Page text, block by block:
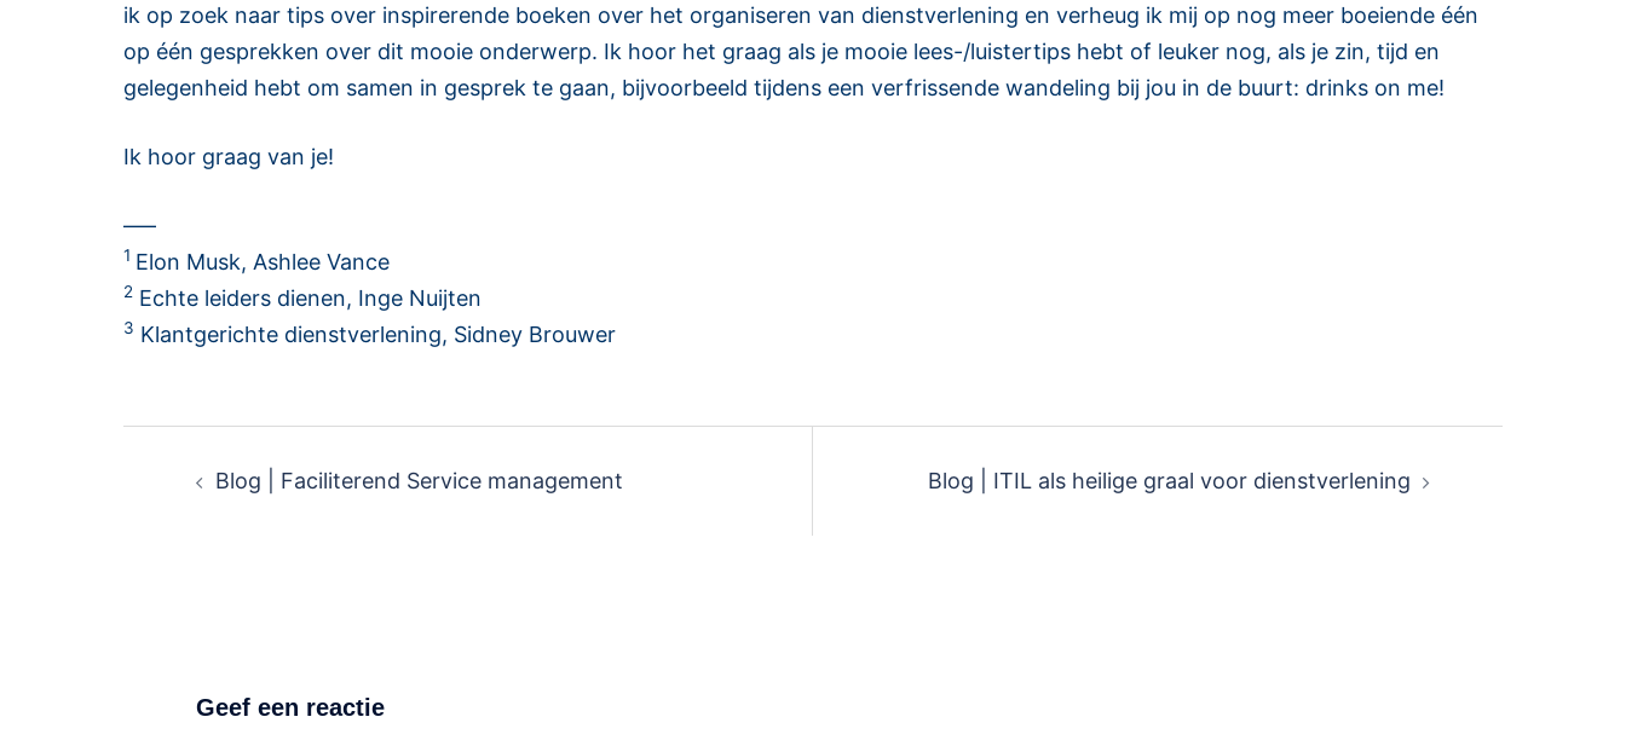
ik op zoek naar tips over inspirerende boeken over het organiseren van dienstverlening en verheug ik mij op nog meer boeiende één
op één gesprekken over dit mooie onderwerp. Ik hoor het graag als je mooie lees-/luistertips hebt of leuker nog, als je zin, tijd en
gelegenheid hebt om samen in gesprek te gaan, bijvoorbeeld tijdens een verfrissende wandeling bij jou in de buurt: drinks on me!
Ik hoor graag van je!
—–
1 Elon Musk, Ashlee Vance
2 Echte leiders dienen, Inge Nuijten
3 Klantgerichte dienstverlening, Sidney Brouwer
Blog | Faciliterend Service management Blog | ITIL als heilige graal voor dienstverlening
Geef een reactie